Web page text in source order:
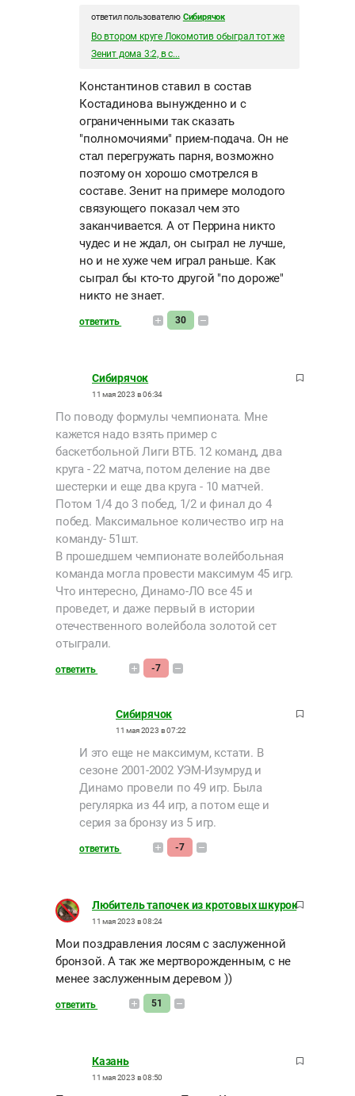
ответил пользователю Сибирячок
Во втором круге Локомотив обыграл тот же
Зенит дома 3:2, в с...
Константинов ставил в состав
Костадинова вынужденно и с
ограниченными так сказать
"полномочиями" прием-подача. Он не
стал перегружать парня, возможно
поэтому он хорошо смотрелся в
составе. Зенит на примере молодого
связующего показал чем это
заканчивается. А от Перрина никто
чудес и не ждал, он сыграл не лучше,
но и не хуже чем играл раньше. Как
сыграл бы кто-то другой "по дороже"
никто не знает.
ответить 30
Сибирячок
11 мая 2023 в 06:34
По поводу формулы чемпионата. Мне
кажется надо взять пример с
баскетбольной Лиги ВТБ. 12 команд, два
круга - 22 матча, потом деление на две
шестерки и еще два круга - 10 матчей.
Потом 1/4 до 3 побед, 1/2 и финал до 4
побед. Максимальное количество игр на
команду- 51шт.
В прошедшем чемпионате волейбольная
команда могла провести максимум 45 игр.
Что интересно, Динамо-ЛО все 45 и
проведет, и даже первый в истории
отечественного волейбола золотой сет
отыграли.
ответить -7
Сибирячок
11 мая 2023 в 07:22
И это еще не максимум, кстати. В
сезоне 2001-2002 УЭМ-Изумруд и
Динамо провели по 49 игр. Была
регулярка из 44 игр, а потом еще и
серия за бронзу из 5 игр.
ответить -7
Любитель тапочек из кротовых шкурок
11 мая 2023 в 08:24
Мои поздравления лосям с заслуженной
бронзой. А так же мертворожденным, с не
менее заслуженным деревом ))
ответить 51
Казань
11 мая 2023 в 08:50